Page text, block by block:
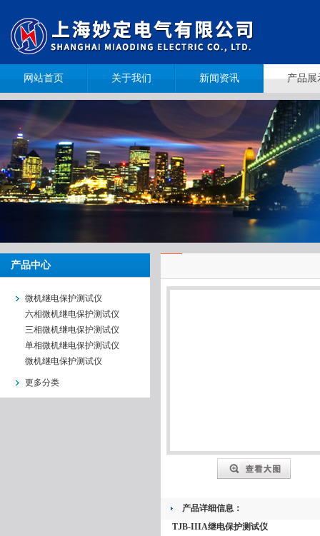
网站首页 关于我们 新闻资讯 产品展
产品中心
微机继电保护测试仪
六相微机继电保护测试仪
三相微机继电保护测试仪
单相微机继电保护测试仪
微机继电保护测试仪
更多分类
产品详细信息：
TJB-IIIA继电保护测试仪